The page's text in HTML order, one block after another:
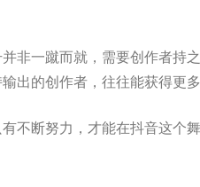
非一蹴而就，需要创作者持
出的创作者，往往能获得更多
不断努力，才能在抖音这个舞